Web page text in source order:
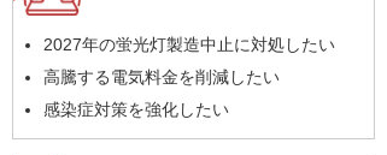
2027年の蛍光灯製造中止に対処したい
高騰する電気料金を削減したい
感染症対策を強化したい